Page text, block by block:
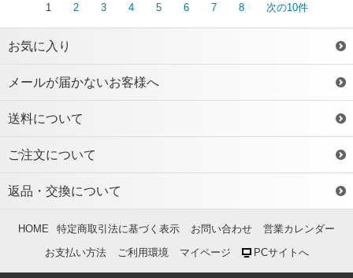
1 2 3 4 5 6 7 8 次の10件
お気に入り
メールが届かないお客様へ
送料について
ご注文について
返品・交換について
HOME 特定商取引法に基づく表示 お問い合わせ
営業カレンダー
お支払い方法
ご利用環境 マイページ PCサイトへ